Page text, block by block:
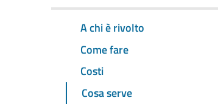
A chi è rivolto
Come fare
Costi
Cosa serve